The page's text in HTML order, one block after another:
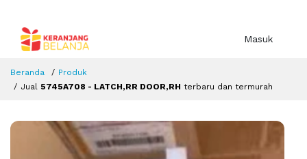
Masuk
Beranda
Produk
Jual 5745A708 - LATCH,RR DOOR,RH terbaru dan termurah